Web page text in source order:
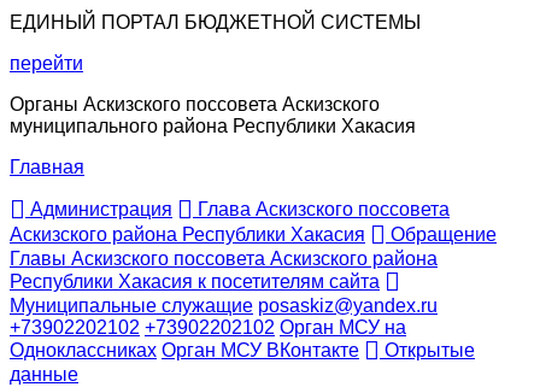
ЕДИНЫЙ ПОРТАЛ БЮДЖЕТНОЙ СИСТЕМЫ
перейти
Органы Аскизского поссовета Аскизского
муниципального района Республики Хакасия
Главная
Администрация
Глава Аскизского поссовета
Аскизского района Республики Хакасия
Обращение
Главы Аскизского поссовета Аскизского района
Республики Хакасия к посетителям сайта
Муниципальные служащие posaskiz@yandex.ru
+73902202102 +73902202102 Орган МСУ на
Одноклассниках Орган МСУ ВКонтакте
Открытые
данные